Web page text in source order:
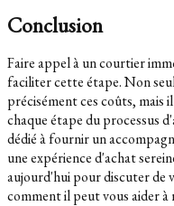
Conclusion
Faire appel à un courtier
faciliter cette étape. Non
précisément ces coûts, mais
chaque étape du processus
dédié à fournir un
une expérience d'achat
aujourd'hui pour discuter de
comment il peut vous aider